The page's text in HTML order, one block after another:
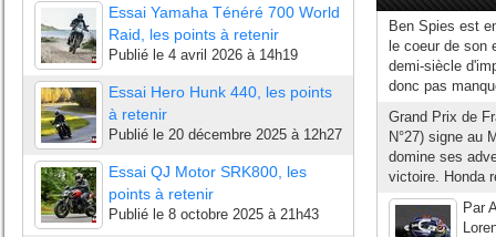
Essai Yamaha Ténéré 700 World
Raid, les points à retenir
Publié le 4 avril 2026 à 14h19
Essai Hero Hunk 440, les points
à retenir
Publié le 20 décembre 2025 à 12h27
Essai QJ Motor SRK800, les
points à retenir
Publié le 8 octobre 2025 à 21h43
Ben Spies est
le coeur de son
demi-siècle
donc pas
Grand Prix de
N°27) signe au
domine ses
victoire. Honda
Par